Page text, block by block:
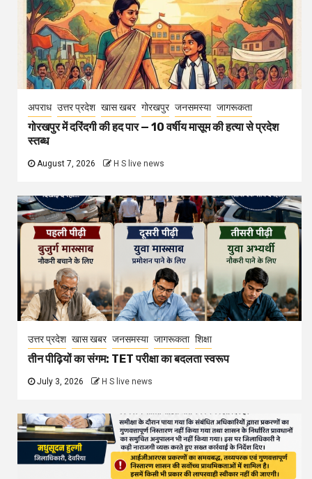
अपराध उत्तर प्रदेश खास खबर गोरखपुर जनसमस्या जागरूकता
गोरखपुर में दरिंदगी की हद पार — 10 वर्षीय मासूम की हत्या से प्रदेश
स्तब्ध
August 7, 2026 H S live news
उत्तर प्रदेश खास खबर जनसमस्या जागरूकता शिक्षा
तीन पीढ़ियों का संगम: TET परीक्षा का बदलता स्वरूप
July 3, 2026 H S live news